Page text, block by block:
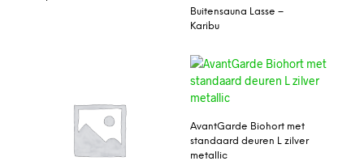
Buitensauna Lasse –
Karibu
AvantGarde Biohort met
standaard deuren L zilver
metallic